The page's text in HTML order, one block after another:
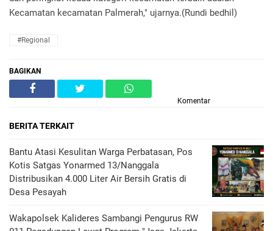
Kecamatan kecamatan Palmerah," ujarnya.(Rundi bedhil)
#Regional
BAGIKAN
Komentar
BERITA TERKAIT
Bantu Atasi Kesulitan Warga Perbatasan, Pos
Kotis Satgas Yonarmed 13/Nanggala
Distribusikan 4.000 Liter Air Bersih Gratis di
Desa Pesayah
Wakapolsek Kalideres Sambangi Pengurus RW